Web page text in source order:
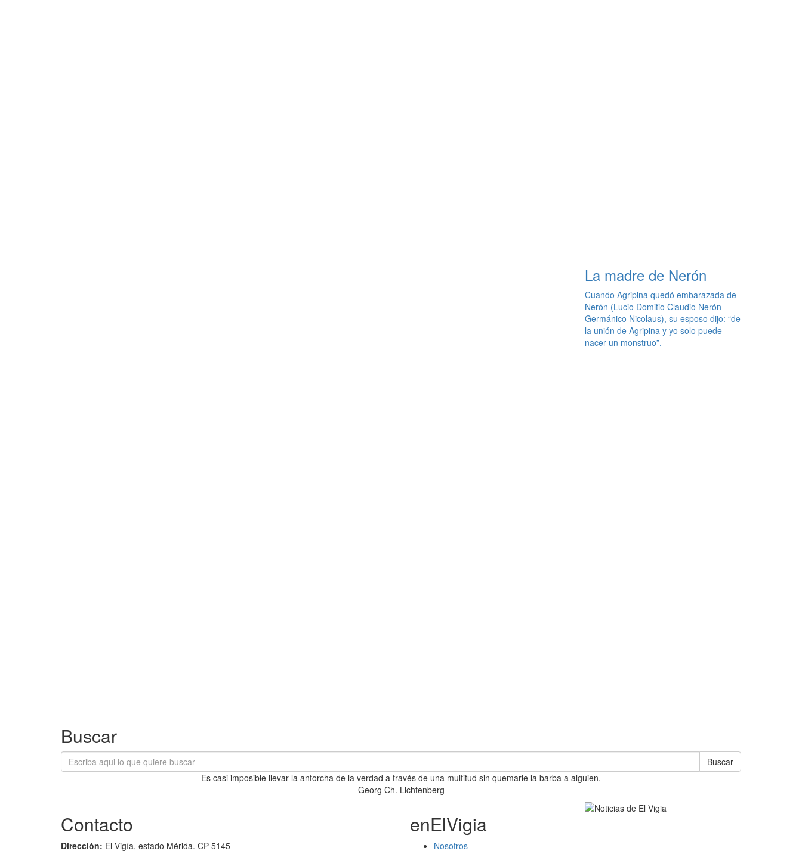
La madre de Nerón
Cuando Agripina quedó embarazada de
Nerón (Lucio Domitio Claudio Nerón
Germánico Nicolaus), su esposo dijo: “de
la unión de Agripina y yo solo puede
nacer un monstruo”.
Buscar
Buscar
Es casi imposible llevar la antorcha de la verdad a través de una multitud sin quemarle la barba a alguien.
Georg Ch. Lichtenberg
Contacto
Dirección: El Vigía, estado Mérida. CP 5145
enElVigia
Nosotros